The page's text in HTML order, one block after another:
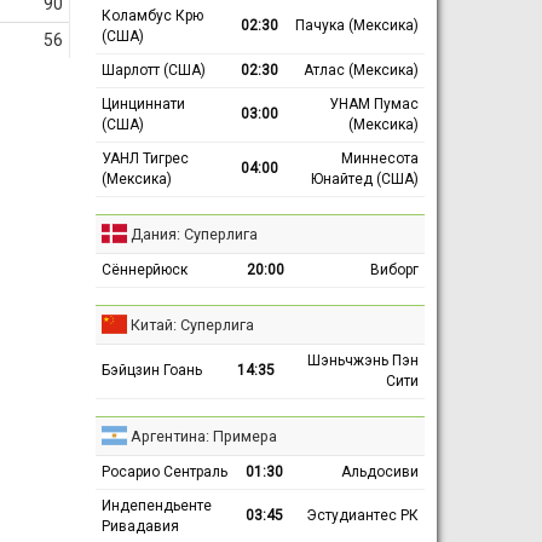
56
Коламбус Крю
(США)
02:30 Пачука (Мексика)
Шарлотт (США) 02:30
Атлас (Мексика)
Цинциннати
(США)
03:00
УНАМ Пумас
(Мексика)
УАНЛ Тигрес
(Мексика)
04:00
Миннесота
Юнайтед (США)
Дания: Суперлига
Сённерйюск 20:00 Виборг
Китай: Суперлига
Бэйцзин Гоань 14:35
Шэньчжэнь Пэн
Сити
Аргентина: Примера
Росарио Сентраль 01:30
Альдосиви
Индепендьенте
Ривадавия
03:45 Эстудиантес РК